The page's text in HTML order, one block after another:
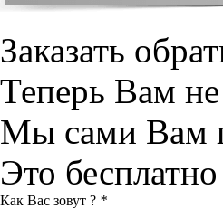
Заказать
Теперь Вам
Мы сами Вам
Это
Как Вас зовут ? *